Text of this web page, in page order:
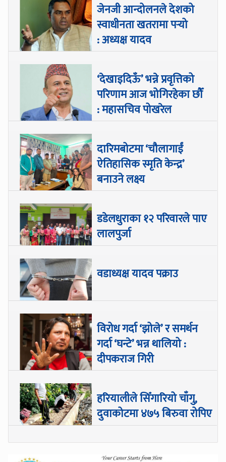
जेनजी आन्दोलनले देशको
स्वाधीनता खतरामा पर्‍यो
: अध्यक्ष यादव
‘देखाइदिऊँ’ भन्ने प्रवृत्तिको
परिणाम आज भोगिरहेका छौँ
: महासचिव पोखरेल
दारिमबोटमा ‘चौलागाईं
ऐतिहासिक स्मृति केन्द्र’
बनाउने लक्ष्य
डडेलधुराका १२ परिवारले पाए
लालपुर्जा
वडाध्यक्ष यादव पक्राउ
विरोध गर्दा ‘झोले’ र समर्थन
गर्दा ‘घन्टे’ भन्न थालियो :
दीपकराज गिरी
हरियालीले सिँगारियो चाँगु,
दुवाकोटमा ४७५ बिरुवा रोपिए